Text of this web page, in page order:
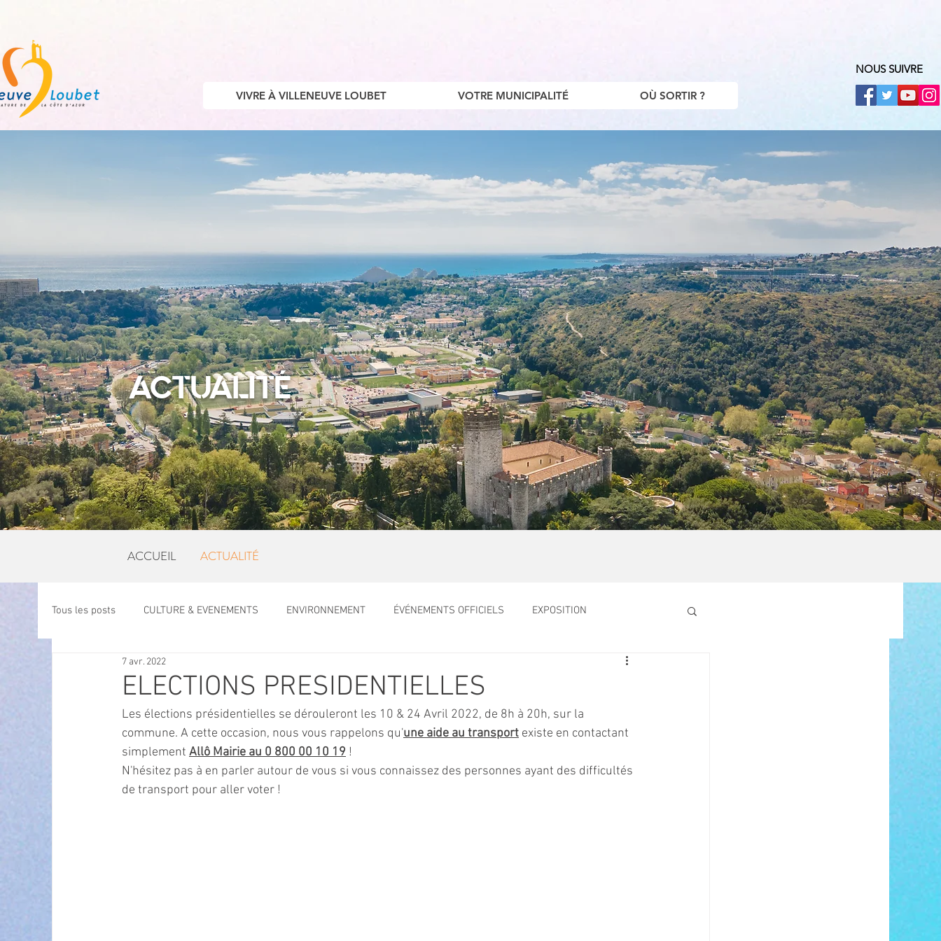
VIVRE À VILLENEUVE LOUBET VOTRE MUNICIPALITÉ OÙ SORTIR ?
NOUS SUIVRE
ACTUALITÉ
ACCUEIL ACTUALITÉ
Tous les posts CULTURE & EVENEMENTS ENVIRONNEMENT ÉVÉNEMENTS OFFICIELS EXPOSITION
OFFRES D'EMPLOI
ECO MOBILITE PETITE ENFANCE TOURISME ARCHIVES ET PATRIMOINE
Instruction Publique & Familles PRESSE TRANSPORT SENIORS Activité culture & musique
ELECTIONS PRESIDENTIELLES
7 avr. 2022
Les élections présidentielles se dérouleront les 10 & 24 Avril 2022, de 8h à 20h, sur la
commune. A cette occasion, nous vous rappelons qu'une aide au transport existe en contactant
simplement Allô Mairie au 0 800 00 10 19 !
N'hésitez pas à en parler autour de vous si vous connaissez des personnes ayant des difficultés
de transport pour aller voter !